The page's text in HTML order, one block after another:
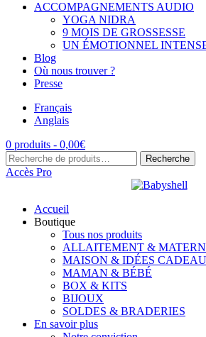
ACCOMPAGNEMENTS AUDIO
YOGA NIDRA
9 MOIS DE GROSSESSE
UN ÉMOTIONNEL
Blog
Où nous trouver ?
Presse
Français
Anglais
0 produits - 0,00€
Recherche
pour :
Recherche
Accès Pro
Accueil
Boutique
Tous nos produits
ALLAITEMENT &
MAISON & IDÉES
MAMAN & BÉBÉ
BOX & KITS
BIJOUX
SOLDES & BRADERIES
En savoir plus